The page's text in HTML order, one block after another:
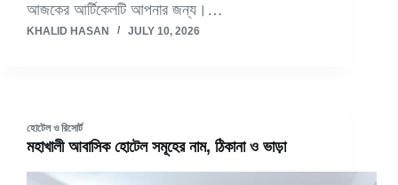
আজকের আর্টিকেলটি আপনার জন্য।…
KHALID HASAN JULY 10, 2026
হোটেল ও রিসোর্ট
মহাখালী আবাসিক হোটেল সমূহের নাম, ঠিকানা ও ভাড়া